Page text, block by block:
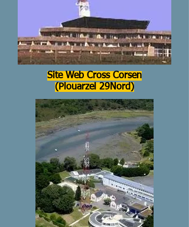
Site Web Cross Corsen
(Plouarzel 29Nord)